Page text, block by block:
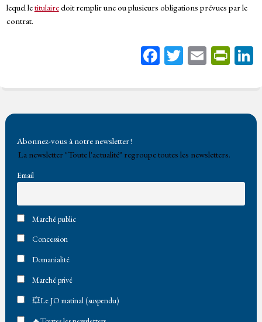
lequel letitulairedoit remplir une ou plusieurs obligations prévues par le
contrat.
Fa
bo
ok
T
tt
er
E
ail
Pr
tF
rie
Abonnez-vous à notre newsletter !
La newsletter "Toute l'actualité" regroupe toutes les newsletters.
Email
Marché public
Concession
Domanialité
Marché privé
💥Le JO matinal (suspendu)